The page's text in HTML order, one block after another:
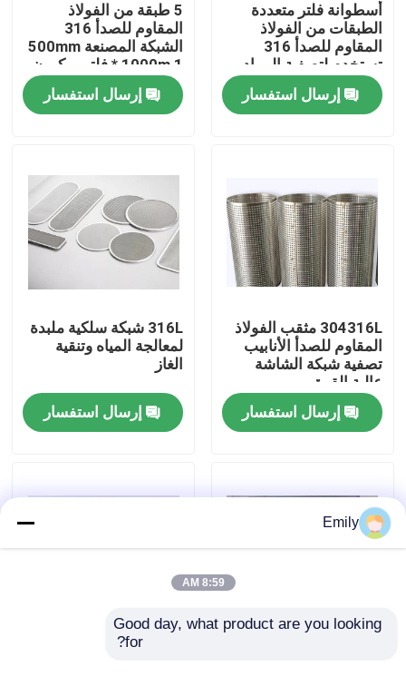
المنتجات
حولنا
جولة في المصنع
مراقبة الجودة
أخبار
توسيع شبكة الأسلاك المعدنية
أسطوانة فلتر متعددة
الطبقات من الفولاذ
المقاوم للصدأ 316
تستخدم لتصفية المواد
الزيتية
إرسال استفسار
5 طبقة من الفولاذ
المقاوم للصدأ 316
الشبكة المصنعة 500mm
* 1000m 1 فلتر ميكرون
إرسال استفسار
304316L مثقب الفولاذ
المقاوم للصدأ الأنابيب
تصفية شبكة الشاشة
عالية القوة
إرسال استفسار
316L شبكة سلكية ملبدة
لمعالجة المياه وتنقية
الغاز
إرسال استفسار
شاشة تصفية القرص
Emily
8:59 AM
Good day, what product are you looking
for?